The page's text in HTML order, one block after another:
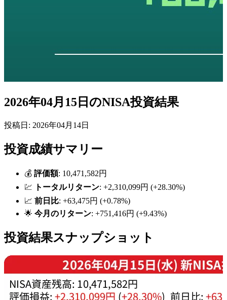
2026年04月15日のNISA投資結果
投稿日: 2026年04月14日
投資成績サマリー
💰 評価額: 10,471,582円
💹
トータルリターン: +2,310,099円 (+28.30%)
📈 前日比: +63,475円 (+0.78%)
🌟 今月のリターン: +751,416円 (+9.43%)
投資結果スナップショット